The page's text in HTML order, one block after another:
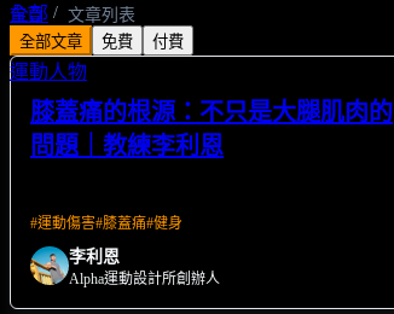
全部
運動知識
運動人物
首頁
文章列表
全部文章
免費 付費
膝蓋痛的根源：不只是大腿肌肉的
問題｜教練李利恩
#運動傷害#膝蓋痛#健身
李利恩
Alpha運動設計所創辦人